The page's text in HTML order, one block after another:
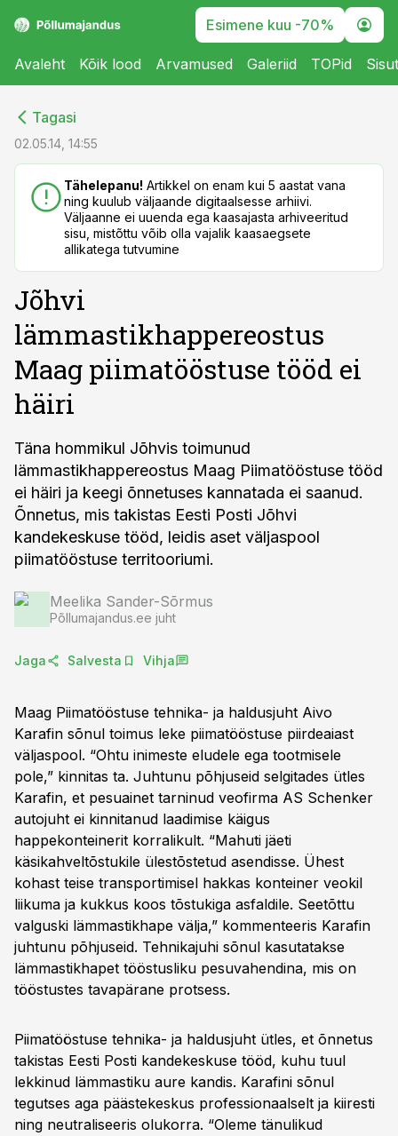
Esimene kuu -70%
Avaleht Kõik lood Arvamused Galeriid TOPid
Tagasi
02.05.14, 14:55
Tähelepanu! Artikkel on enam kui 5 aastat vana
ning kuulub väljaande digitaalsesse arhiivi.
Väljaanne ei uuenda ega kaasajasta arhiveeritud
sisu, mistõttu võib olla vajalik kaasaegsete
allikatega tutvumine
Jõhvi
lämmastikhappereostus
Maag piimatööstuse tööd ei
häiri
Täna hommikul Jõhvis toimunud
lämmastikhappereostus Maag Piimatööstuse tööd
ei häiri ja keegi õnnetuses kannatada ei saanud.
Õnnetus, mis takistas Eesti Posti Jõhvi
kandekeskuse tööd, leidis aset väljaspool
piimatööstuse territooriumi.
Meelika Sander-Sõrmus
Põllumajandus.ee juht
Jaga Salvesta Vihja
Maag Piimatööstuse tehnika- ja haldusjuht Aivo
Karafin sõnul toimus leke piimatööstuse piirdeaiast
väljaspool. “Ohtu inimeste eludele ega tootmisele
pole,” kinnitas ta. Juhtunu põhjuseid selgitades ütles
Karafin, et pesuainet tarninud veofirma AS Schenker
autojuht ei kinnitanud laadimise käigus
happekonteinerit korralikult. “Mahuti jäeti
käsikahveltõstukile ülestõstetud asendisse. Ühest
kohast teise transportimisel hakkas konteiner veokil
liikuma ja kukkus koos tõstukiga asfaldile. Seetõttu
valguski lämmastikhape välja,” kommenteeris Karafin
juhtunu põhjuseid. Tehnikajuhi sõnul kasutatakse
lämmastikhapet tööstusliku pesuvahendina, mis on
tööstustes tavapärane protsess.
Piimatööstuse tehnika- ja haldusjuht ütles, et õnnetus
takistas Eesti Posti kandekeskuse tööd, kuhu tuul
lekkinud lämmastiku aure kandis. Karafini sõnul
tegutses aga päästekeskus professionaalselt ja kiiresti
ning neutraliseeris olukorra. “Oleme tänulikud